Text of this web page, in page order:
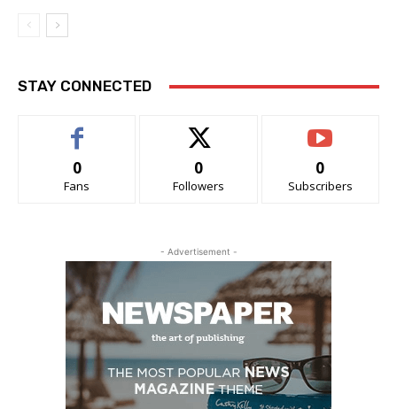
STAY CONNECTED
0
Fans
0
Followers
0
Subscribers
- Advertisement -